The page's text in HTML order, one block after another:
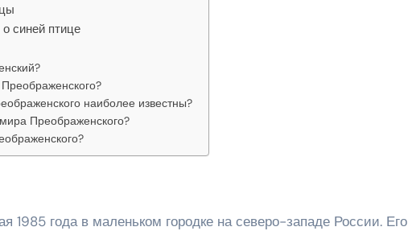
синей птице
наиболее известны?
Преображенского?
1985 года в маленьком городке на северо-западе России. Его